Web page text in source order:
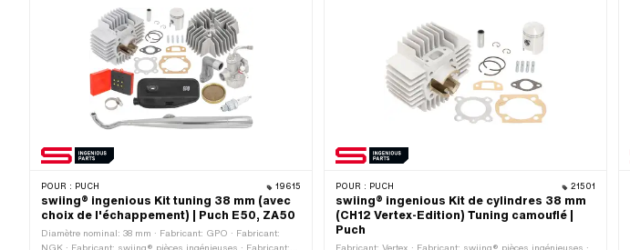
POUR : PUCH 19615
swiing® ingenious Kit tuning 38 mm (avec
choix de l'échappement) | Puch E50, ZA50
Diamètre nominal: 38 mm · Fabricant: GPO · Fabricant:
POUR : PUCH 21501
swiing® ingenious Kit de cylindres 38 mm
(CH12 Vertex-Edition) Tuning camouflé |
Puch